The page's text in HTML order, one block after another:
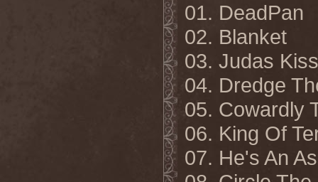
01. DeadPan
02. Blanket
03. Judas Kiss
04. Dredge
05. Cowardly
06. King Of
07. He's An